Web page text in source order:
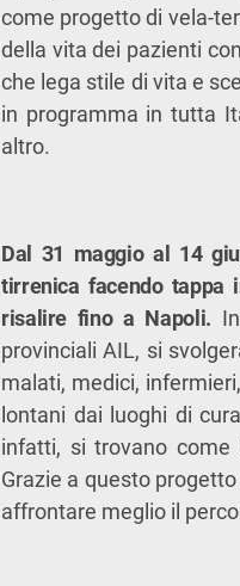
come progetto di vela-
della vita dei pazienti
che lega stile di vita e
in programma in tutta
altro.
Dal 31 maggio al 14
tirrenica facendo tappa
risalire fino a Napoli.
provinciali AIL, si
malati, medici,
lontani dai luoghi di
infatti, si trovano come
Grazie a questo
affrontare meglio il